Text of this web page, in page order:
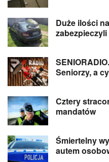
Duże ilości
Seniorzy, a
Cztery
mandatów
Śmiertelny
autem